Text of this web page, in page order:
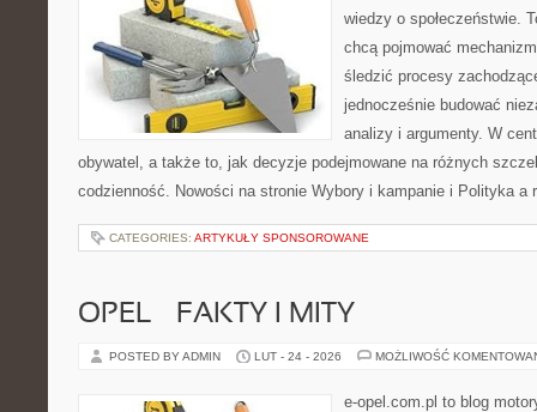
wiedzy o społeczeństwie.
chcą pojmować
śledzić procesy
jednocześnie budować
analizy i argumenty. W
obywatel, a także to, jak decyzje podejmowane na różnych
codzienność. Nowości na stronie Wybory i kampanie i Polityka
CATEGORIES: ARTYKUŁY SPONSOROWANE
OPEL – FAKTY I MITY
POSTED BY ADMIN LUT - 24 - 2026 MOŻLIWOŚĆ
e-opel.com.pl to blog